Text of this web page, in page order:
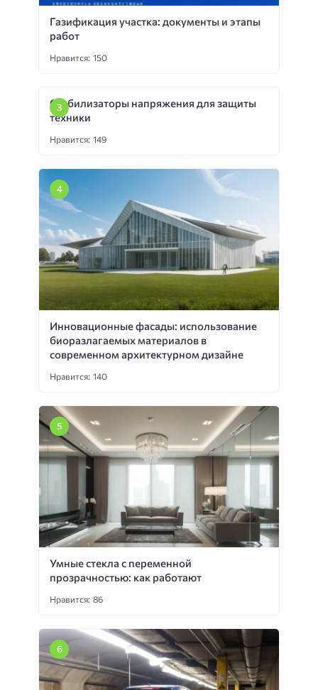
Газификация участка: документы и этапы
работ
Нравится: 150
Стабилизаторы напряжения для защиты
техники
Нравится: 149
Инновационные фасады: использование
биоразлагаемых материалов в
современном архитектурном дизайне
Нравится: 140
Умные стекла с переменной
прозрачностью: как работают
Нравится: 86